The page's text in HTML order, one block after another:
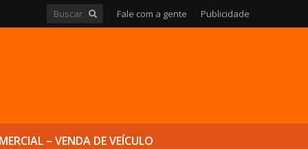
Fale com a gente Publicidade
– VENDA DE VEÍCULO